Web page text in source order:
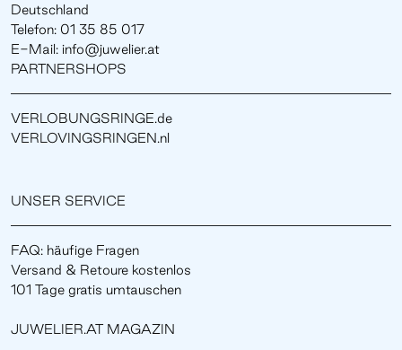
Deutschland
Telefon: 01 35 85 017
E-Mail: info@juwelier.at
PARTNERSHOPS
VERLOBUNGSRINGE.de
VERLOVINGSRINGEN.nl
UNSER SERVICE
FAQ: häufige Fragen
Versand & Retoure kostenlos
101 Tage gratis umtauschen
JUWELIER.AT MAGAZIN